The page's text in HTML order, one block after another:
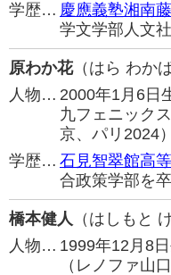
学歴… 慶應義塾湘南
学文学部人文
原わか花（はら わかば
人物… 2000年1月6日
九フェニック
京、パリ2024）
学歴… 石見智翠館高
合政策学部を
橋本健人 （はしもと
人物… 1999年12月8
（レノファ山